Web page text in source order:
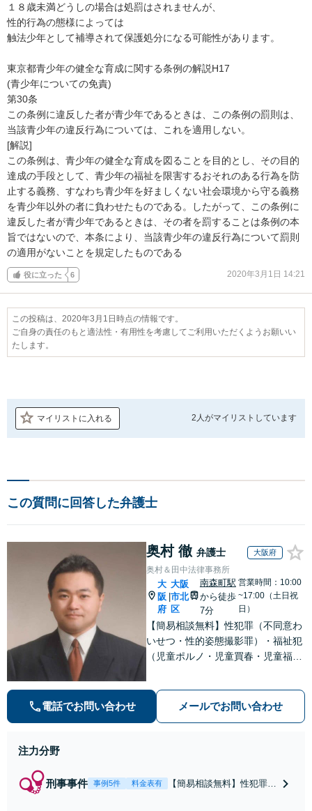
１８歳未満どうしの場合は処罰はされませんが、
性的行為の態様によっては
触法少年として補導されて保護処分になる可能性があります。
東京都青少年の健全な育成に関する条例の解説H17
(青少年についての免責)
第30条
この条例に違反した者が青少年であるときは、この条例の罰則は、
当該青少年の違反行為については、これを適用しない。
[解説]
この条例は、青少年の健全な育成を図ることを目的とし、その目的
達成の手段として、青少年の福祉を限害するおそれのある行為を防
止する義務、すなわち青少年を好ましくない社会環境から守る義務
を青少年以外の者に負わせたものである。したがって、この条例に
違反した者が青少年であるときは、その者を罰することは条例の本
旨ではないので、本条により、当該青少年の違反行為について罰則
の適用がないことを規定したものである
役に立った 6 2020年3月1日 14:21
この投稿は、2020年3月1日時点の情報です。
ご自身の責任のもと適法性・有用性を考慮してご利用いただくようお願いい
たします。
マイリストに入れる 2人がマイリストしています
この質問に回答した弁護士
奥村 徹 弁護士 大阪府
奥村＆田中法律事務所
大
阪
府
大阪
市北
区
南森町駅
から徒歩
7分
営業時間：10:00
~17:00（土日祝
日）
【簡易相談無料】性犯罪（不同意わ
いせつ・性的姿態撮影罪）・福祉犯
（児童ポルノ・児童買春・児童福祉
等）に非常に詳しい弁護士です
電話でお問い合わせ メールでお問い合わせ
注力分野
刑事事件 事例5件 料金表有
【簡易相談無料】性犯罪